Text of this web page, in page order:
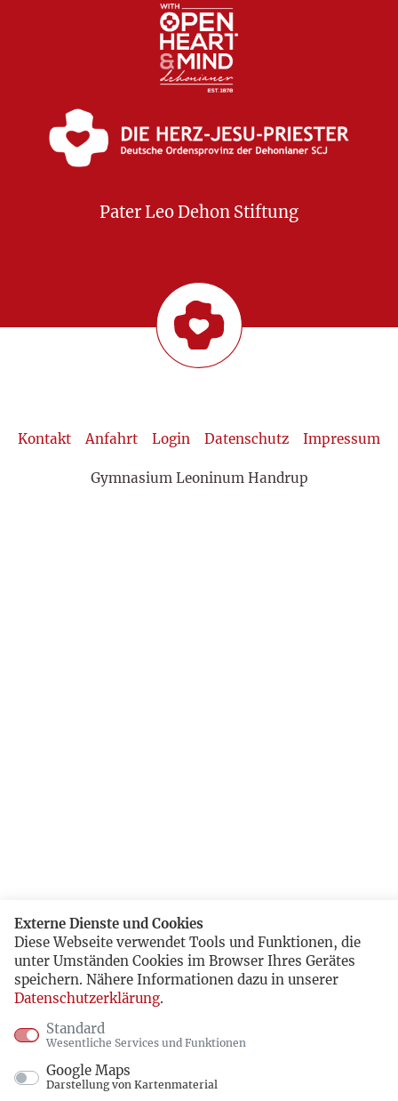
Pater Leo Dehon Stiftung
Kontakt Anfahrt Login Datenschutz Impressum
Gymnasium Leoninum Handrup
Externe Dienste und Cookies
Diese Webseite verwendet Tools und Funktionen, die
unter Umständen Cookies im Browser Ihres Gerätes
speichern. Nähere Informationen dazu in unserer
Datenschutzerklärung.
Standard
Wesentliche Services und Funktionen
Google Maps
Darstellung von Kartenmaterial